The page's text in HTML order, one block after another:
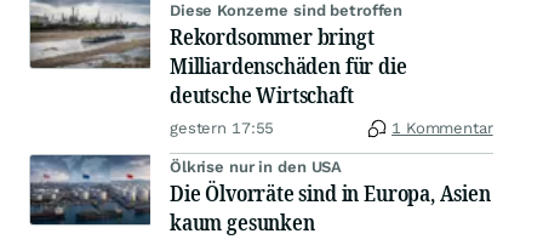
Diese Konzerne sind betroffen
Rekordsommer bringt
Milliardenschäden für die
deutsche Wirtschaft
gestern 17:55 1 Kommentar
Ölkrise nur in den USA
Die Ölvorräte sind in Europa, Asien
kaum gesunken